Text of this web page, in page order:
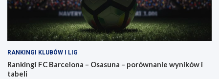
RANKINGI KLUBÓW I LIG
Rankingi FC Barcelona – Osasuna – porównanie wyników i
tabeli